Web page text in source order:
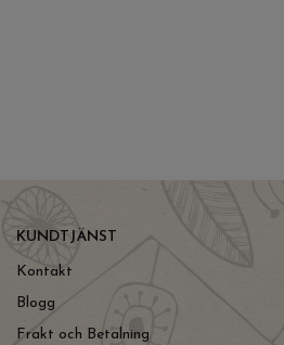
KUNDTJÄNST
Kontakt
Blogg
Frakt och Betalning